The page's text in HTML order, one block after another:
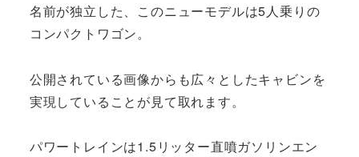
名前が独立した、このニューモデルは5人乗りの
コンパクトワゴン。
公開されている画像からも広々としたキャビンを
実現していることが見て取れます。
パワートレインは1.5リッター直噴ガソリンエン